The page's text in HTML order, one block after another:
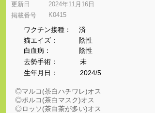
更新日
​掲載番号
2024年11月16日
K0415
ワクチン接種：
猫エイズ：
​白血病：
​去勢手術：
生年月日：
済
陰性
陰性
未
2024/5
◎マルコ(茶白ハチワレ)オス
◎ポルコ(茶白マスク)オス
◎ロッソ(茶白茶が多い)オス